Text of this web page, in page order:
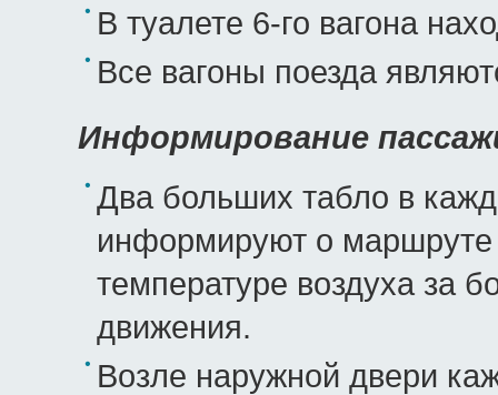
В туалете 6-го вагона
Все вагоны поезда
Информирование
Два больших табло в
информируют о маршруте
температуре воздуха за
движения.
Возле наружной двери